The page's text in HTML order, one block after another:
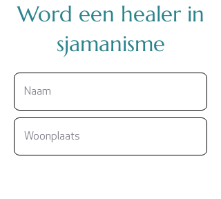
Word een healer in
sjamanisme